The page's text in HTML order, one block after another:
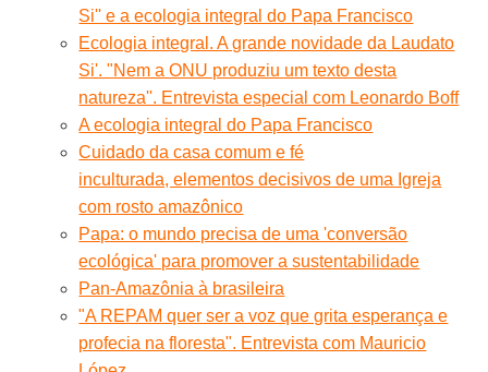
Si'' e a ecologia integral do Papa Francisco
Ecologia integral. A grande novidade da Laudato
Si'. "Nem a ONU produziu um texto desta
natureza''. Entrevista especial com Leonardo Boff
A ecologia integral do Papa Francisco
Cuidado da casa comum e fé
inculturada, elementos decisivos de uma Igreja
com rosto amazônico
Papa: o mundo precisa de uma 'conversão
ecológica' para promover a sustentabilidade
Pan-Amazônia à brasileira
"A REPAM quer ser a voz que grita esperança e
profecia na floresta". Entrevista com Mauricio